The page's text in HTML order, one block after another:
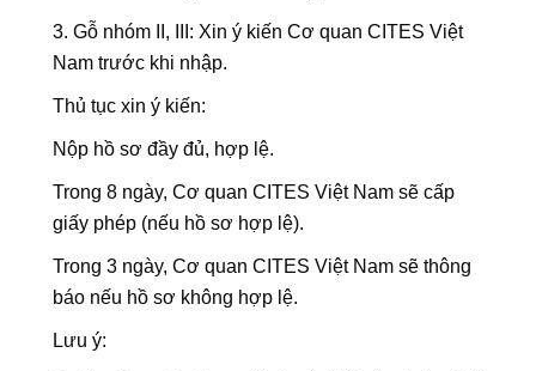
3. Gỗ nhóm II, III: Xin ý kiến Cơ quan CITES Việt
Nam trước khi nhập.
Thủ tục xin ý kiến:
Nộp hồ sơ đầy đủ, hợp lệ.
Trong 8 ngày, Cơ quan CITES Việt Nam sẽ cấp
giấy phép (nếu hồ sơ hợp lệ).
Trong 3 ngày, Cơ quan CITES Việt Nam sẽ thông
báo nếu hồ sơ không hợp lệ.
Lưu ý: